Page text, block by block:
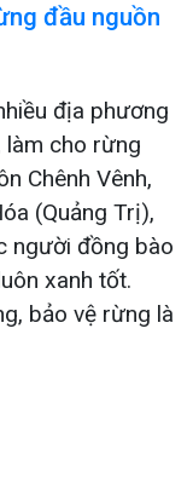
đầu nguồn
địa phương
làm cho rừng
Chênh Vênh,
(Quảng Trị),
người đồng bào
xanh tốt.
bảo vệ rừng là